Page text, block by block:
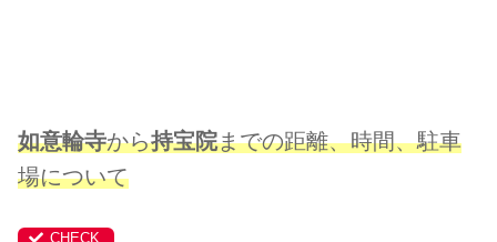
如意輪寺から持宝院までの距離、時間、駐車
場について